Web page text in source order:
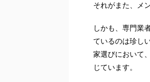
それがまた、メ
しかも、専門業
ているのは珍し
家選びにおいて
じています。